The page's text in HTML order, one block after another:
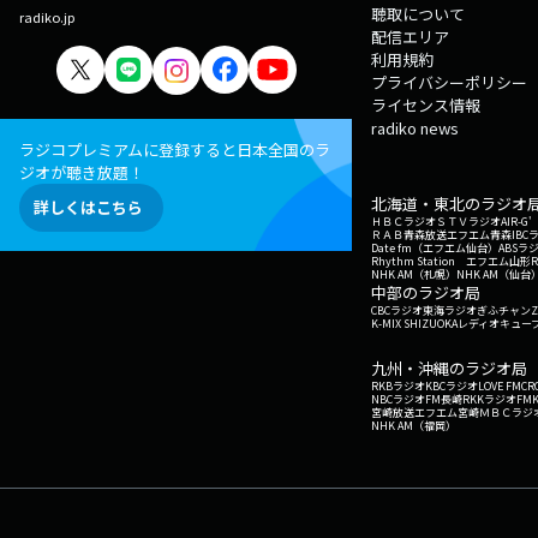
radiko.jp
ラジコプレミアムに登録すると日本全国のラ
ジオが聴き放題！
詳しくはこちら
聴取について
配信エリア
利用規約
プライバシーポリシー
ライセンス情報
radiko news
北海道・東北のラジオ
ＨＢＣラジオＳＴＶラジオAIR-G'
ＲＡＢ青森放送エフエム青森IBC
Date fm（エフエム仙台） ABSラ
Rhythm Station エフエム山形
NHK AM（札幌） NHK AM（仙台
中部のラジオ局
CBCラジオ東海ラジオぎふチャン
K-MIX SHIZUOKAレディオキュー
九州・沖縄のラジオ局
RKBラジオKBCラジオLOVE FM
NBCラジオFM長崎RKKラジオ
宮崎放送エフエム宮崎ＭＢＣラジ
NHK AM（福岡）